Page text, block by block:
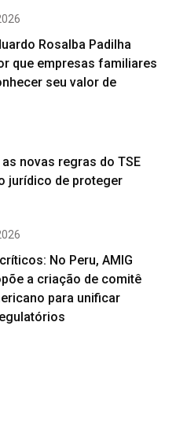
Rosalba Padilha
que empresas familiares
seu valor de
novas regras do TSE
jurídico de proteger
No Peru, AMIG
a criação de comitê
para unificar